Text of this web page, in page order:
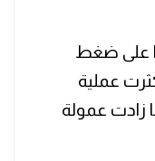
على ضغط
عملية
زادت عمولة